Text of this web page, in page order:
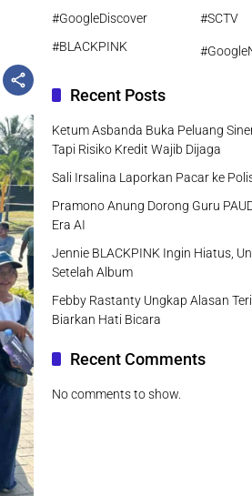
#GoogleDiscover
#SCTV
#BLACKPINK
Recent Posts
Ketum Asbanda Buka Peluang
Tapi Risiko Kredit Wajib Dijaga
Sali Irsalina Laporkan Pacar ke
Pramono Anung Dorong Guru
Era AI
Jennie BLACKPINK Ingin Hiatus,
Setelah Album
Febby Rastanty Ungkap Alasan
Biarkan Hati Bicara
Recent Comments
No comments to show.